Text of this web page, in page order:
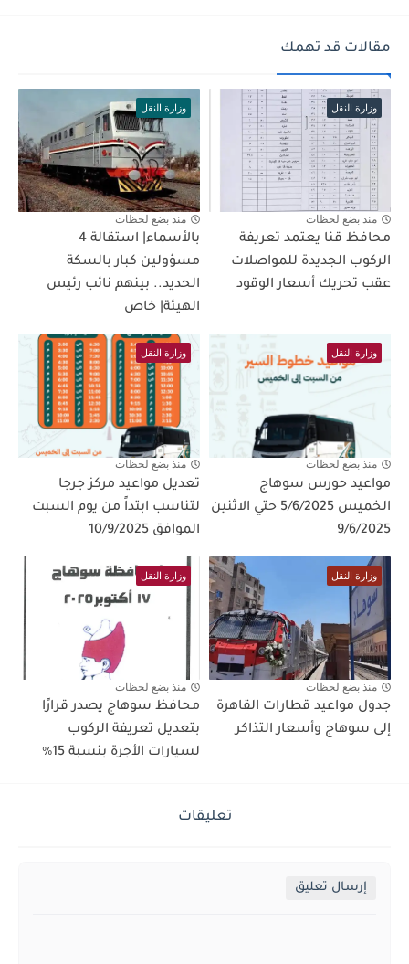
مقالات قد تهمك
وزارة النقل
منذ بضع لحظات
محافظ قنا يعتمد تعريفة
الركوب الجديدة للمواصلات
عقب تحريك أسعار الوقود
وزارة النقل
منذ بضع لحظات
بالأسماء| استقالة 4
مسؤولين كبار بالسكة
الحديد.. بينهم نائب رئيس
الهيئة| خاص
وزارة النقل
منذ بضع لحظات
مواعيد حورس سوهاج
الخميس 5/6/2025 حتي الاثنين
9/6/2025
وزارة النقل
منذ بضع لحظات
تعديل مواعيد مركز جرجا
لتناسب ابتداً من يوم السبت
الموافق 10/9/2025
وزارة النقل
منذ بضع لحظات
جدول مواعيد قطارات القاهرة
إلى سوهاج وأسعار التذاكر
وزارة النقل
منذ بضع لحظات
محافظ سوهاج يصدر قرارًا
بتعديل تعريفة الركوب
لسيارات الأجرة بنسبة 15٪؜
تعليقات
إرسال تعليق